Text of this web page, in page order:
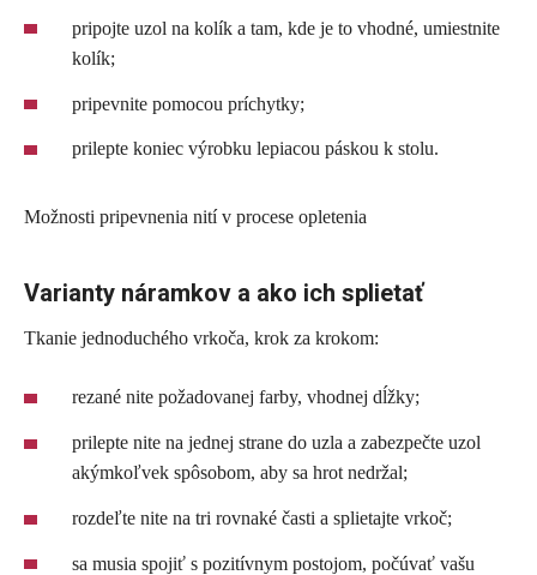
pripojte uzol na kolík a tam, kde je to vhodné, umiestnite
kolík;
pripevnite pomocou príchytky;
prilepte koniec výrobku lepiacou páskou k stolu.
Možnosti pripevnenia nití v procese opletenia
Varianty náramkov a ako ich splietať
Tkanie jednoduchého vrkoča, krok za krokom:
rezané nite požadovanej farby, vhodnej dĺžky;
prilepte nite na jednej strane do uzla a zabezpečte uzol
akýmkoľvek spôsobom, aby sa hrot nedržal;
rozdeľte nite na tri rovnaké časti a splietajte vrkoč;
sa musia spojiť s pozitívnym postojom, počúvať vašu